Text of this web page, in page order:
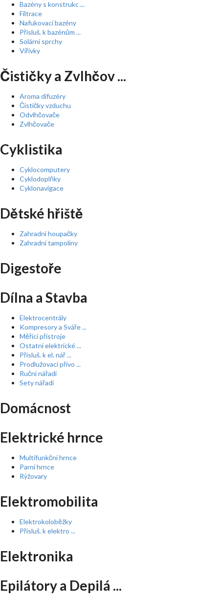
Bazény s konstrukc ...
Filtrace
Nafukovací bazény
Přísluš. k bazénům ...
Solární sprchy
Vířivky
Čističky a Zvlhčov ...
Aroma difuzéry
Čističky vzduchu
Odvlhčovače
Zvlhčovače
Cyklistika
Cyklocomputery
Cyklodoplňky
Cyklonavigace
Dětské hřiště
Zahradní houpačky
Zahradní tampolíny
Digestoře
Dílna a Stavba
Elektrocentrály
Kompresory a Sváře ...
Měřící přístroje
Ostatní elektrické ...
Přísluš. k el. nář ...
Prodlužovací přívo ...
Ruční nářadí
Sety nářadí
Domácnost
Elektrické hrnce
Multifunkční hrnce
Parní hrnce
Rýžovary
Elektromobilita
Elektrokoloběžky
Přísluš. k elektro ...
Elektronika
Epilátory a Depilá ...